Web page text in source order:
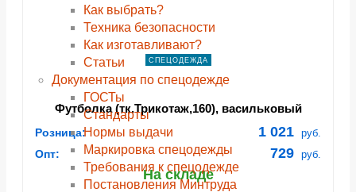
Как выбрать?
Техника безопасности
Как изготавливают?
Статьи
Документация по спецодежде
ГОСТы
Cтандарты
Нормы выдачи
Маркировка спецодежды
Требования к спецодежде
Постановления Минтруда
СПЕЦОДЕЖДА
Футболка (тк.Трикотаж,160), васильковый
Розница: 1 021 руб.
Опт: 729 руб.
На складе